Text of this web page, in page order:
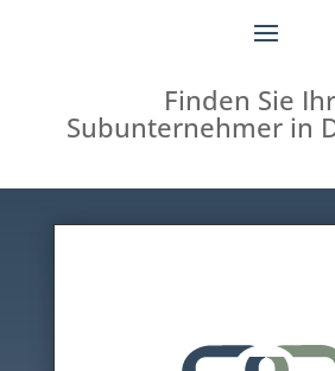
Finden Sie
Subunternehmer in